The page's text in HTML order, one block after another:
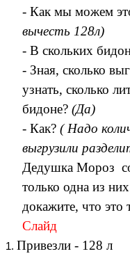
- Как мы можем
вычесть 128л)
- В скольких
- Зная, сколько
узнать, сколько
бидоне? (Да)
- Как? ( Надо
выгрузили
Дедушка Мороз
только одна из
докажите, что это
Слайд
Привезли - 128 л